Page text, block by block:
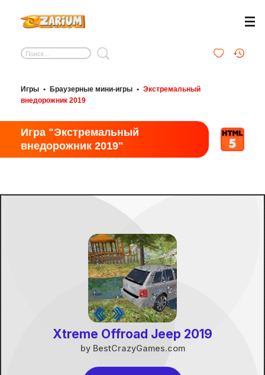
Игры • Браузерные мини-игры • Экстремальный
внедорожник 2019
Игра "Экстремальный
внедорожник 2019"